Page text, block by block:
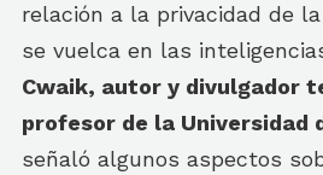
relación a la privacidad de
se vuelca en las
Cwaik, autor y divulgador
profesor de la Universidad
señaló algunos aspectos